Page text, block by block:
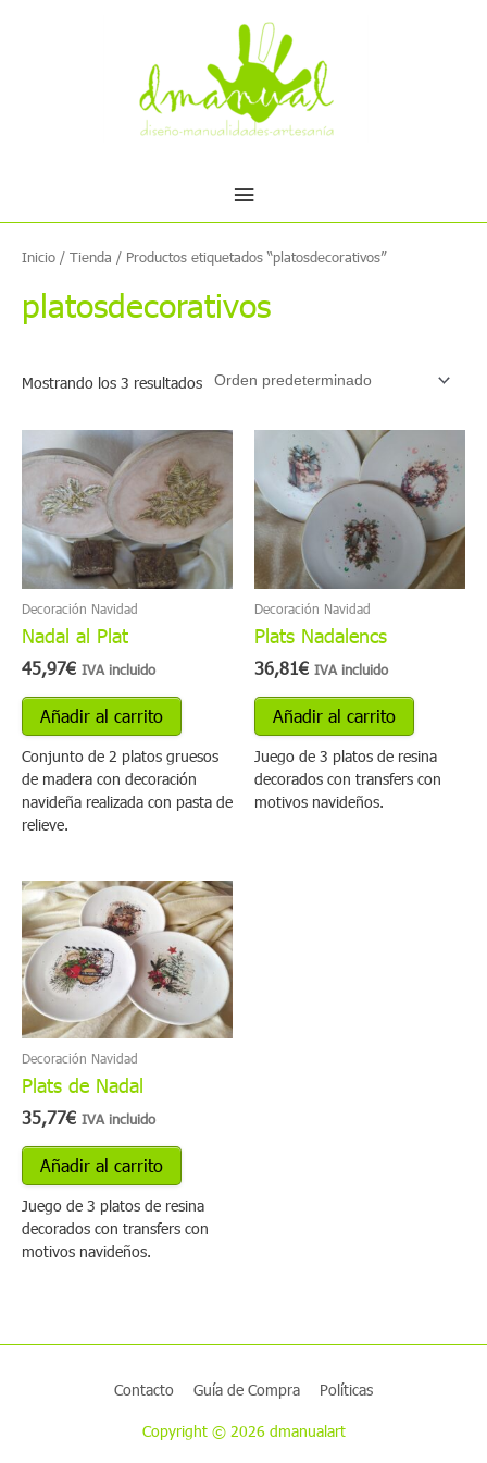
Menú
principal
Inicio / Tienda / Productos etiquetados “platosdecorativos”
platosdecorativos
Mostrando los 3 resultados
Decoración Navidad
Nadal al Plat
45,97€ IVA incluido
Añadir al carrito
Conjunto de 2 platos gruesos
de madera con decoración
navideña realizada con pasta de
relieve.
Decoración Navidad
Plats Nadalencs
36,81€ IVA incluido
Añadir al carrito
Juego de 3 platos de resina
decorados con transfers con
motivos navideños.
Decoración Navidad
Plats de Nadal
35,77€ IVA incluido
Añadir al carrito
Juego de 3 platos de resina
decorados con transfers con
motivos navideños.
Contacto Guía de Compra Políticas
Copyright © 2026 dmanualart